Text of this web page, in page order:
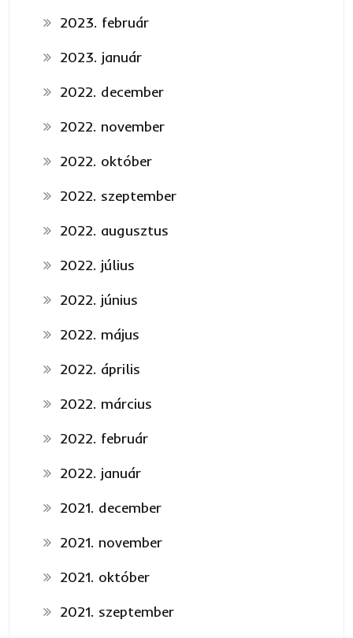
2023. február
2023. január
2022. december
2022. november
2022. október
2022. szeptember
2022. augusztus
2022. július
2022. június
2022. május
2022. április
2022. március
2022. február
2022. január
2021. december
2021. november
2021. október
2021. szeptember